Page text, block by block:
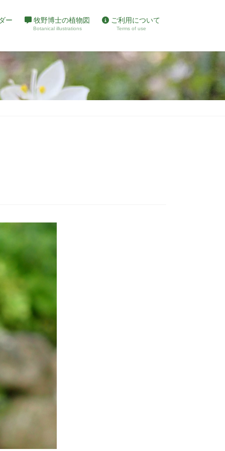
ー 牧野博士の植物図
Botanical illustrations
ご利用について
Terms of use